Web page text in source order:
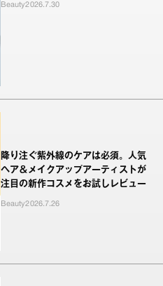
Beauty2026.7.30
降り注ぐ紫外線のケアは必須。人気
ヘア＆メイクアップアーティストが
注目の新作コスメをお試しレビュー
Beauty2026.7.26